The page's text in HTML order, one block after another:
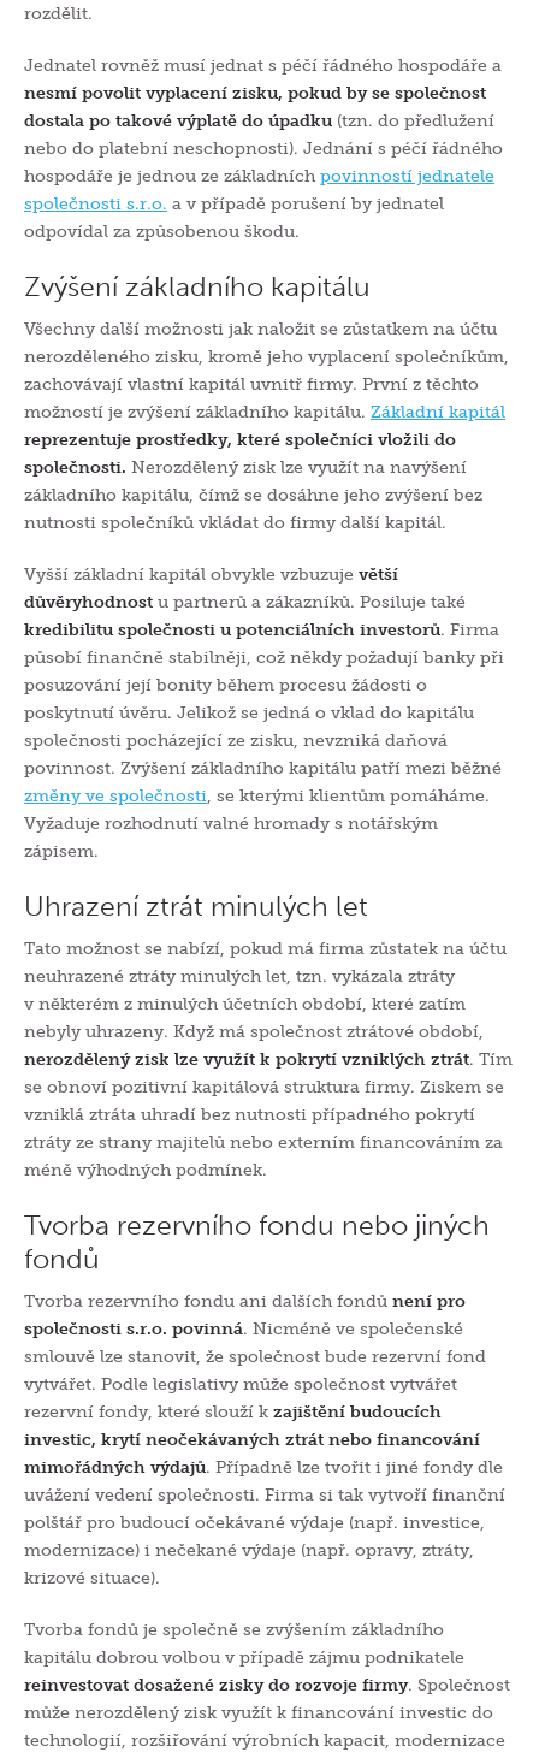
rozdělit.
Jednatel rovněž musí jednat s péčí řádného hospodáře a
nesmí povolit vyplacení zisku, pokud by se společnost
dostala po takové výplatě do úpadku (tzn. do předlužení
nebo do platební neschopnosti). Jednání s péčí řádného
hospodáře je jednou ze základních povinností jednatele
společnosti s.r.o. a v případě porušení by jednatel
odpovídal za způsobenou škodu.
Zvýšení základního kapitálu
Všechny další možnosti jak naložit se zůstatkem na účtu
nerozděleného zisku, kromě jeho vyplacení společníkům,
zachovávají vlastní kapitál uvnitř firmy. První z těchto
možností je zvýšení základního kapitálu. Základní kapitál
reprezentuje prostředky, které společníci vložili do
společnosti. Nerozdělený zisk lze využít na navýšení
základního kapitálu, čímž se dosáhne jeho zvýšení bez
nutnosti společníků vkládat do firmy další kapitál.
Vyšší základní kapitál obvykle vzbuzuje větší
důvěryhodnost u partnerů a zákazníků. Posiluje také
kredibilitu společnosti u potenciálních investorů. Firma
působí finančně stabilněji, což někdy požadují banky při
posuzování její bonity během procesu žádosti o
poskytnutí úvěru. Jelikož se jedná o vklad do kapitálu
společnosti pocházející ze zisku, nevzniká daňová
povinnost. Zvýšení základního kapitálu patří mezi běžné
změny ve společnosti, se kterými klientům pomáháme.
Vyžaduje rozhodnutí valné hromady s notářským
zápisem.
Uhrazení ztrát minulých let
Tato možnost se nabízí, pokud má firma zůstatek na účtu
neuhrazené ztráty minulých let, tzn. vykázala ztráty
v některém z minulých účetních období, které zatím
nebyly uhrazeny. Když má společnost ztrátové období,
nerozdělený zisk lze využít k pokrytí vzniklých ztrát. Tím
se obnoví pozitivní kapitálová struktura firmy. Ziskem se
vzniklá ztráta uhradí bez nutnosti případného pokrytí
ztráty ze strany majitelů nebo externím financováním za
méně výhodných podmínek.
Tvorba rezervního fondu nebo jiných
fondů
Tvorba rezervního fondu ani dalších fondů není pro
společnosti s.r.o. povinná. Nicméně ve společenské
smlouvě lze stanovit, že společnost bude rezervní fond
vytvářet. Podle legislativy může společnost vytvářet
rezervní fondy, které slouží k zajištění budoucích
investic, krytí neočekávaných ztrát nebo financování
mimořádných výdajů. Případně lze tvořit i jiné fondy dle
uvážení vedení společnosti. Firma si tak vytvoří finanční
polštář pro budoucí očekávané výdaje (např. investice,
modernizace) i nečekané výdaje (např. opravy, ztráty,
krizové situace).
Tvorba fondů je společně se zvýšením základního
kapitálu dobrou volbou v případě zájmu podnikatele
reinvestovat dosažené zisky do rozvoje firmy. Společnost
může nerozdělený zisk využít k financování investic do
technologií, rozšiřování výrobních kapacit, modernizace